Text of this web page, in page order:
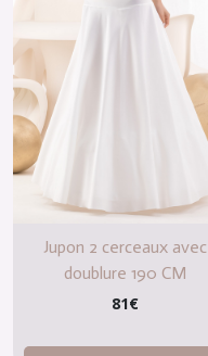
Jupon 2 cerceaux avec
doublure 190 CM
81€